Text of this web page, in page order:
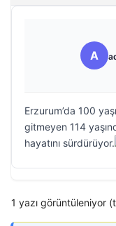
A
Erzurum’da 100
gitmeyen 114
hayatını sürdürüyor.
1 yazı görüntüleniyor